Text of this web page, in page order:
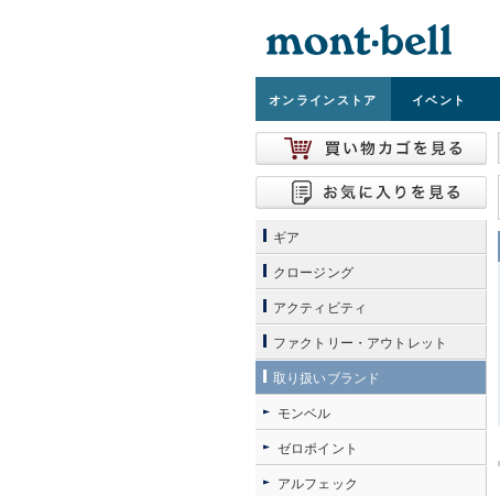
オンラインストア イベント
ギア
クロージング
アクティビティ
ファクトリー・アウトレット
取り扱いブランド
モンベル
ゼロポイント
アルフェック